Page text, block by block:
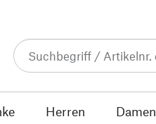
Herren Damen